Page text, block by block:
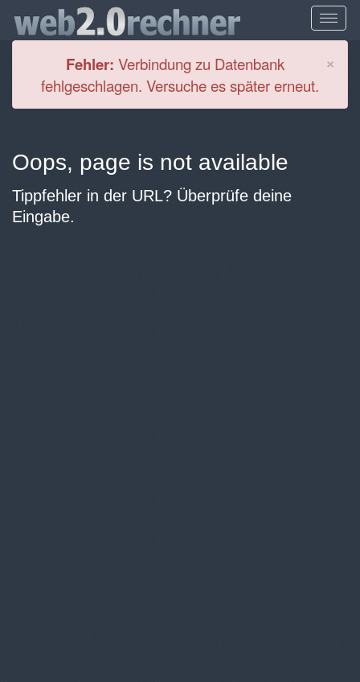
×
Fehler: Verbindung zu Datenbank
fehlgeschlagen. Versuche es später erneut.
Oops, page is not available
Tippfehler in der URL? Überprüfe deine
Eingabe.